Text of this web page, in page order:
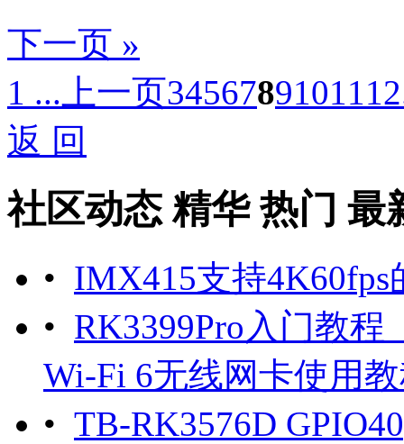
下一页 »
1 ... 上一页3456789101112
返 回
社区动态精华 热门 最
• IMX415支持4K60fps
• RK3399Pro入门教程
Wi-Fi 6无线网卡使用
• TB-RK3576D